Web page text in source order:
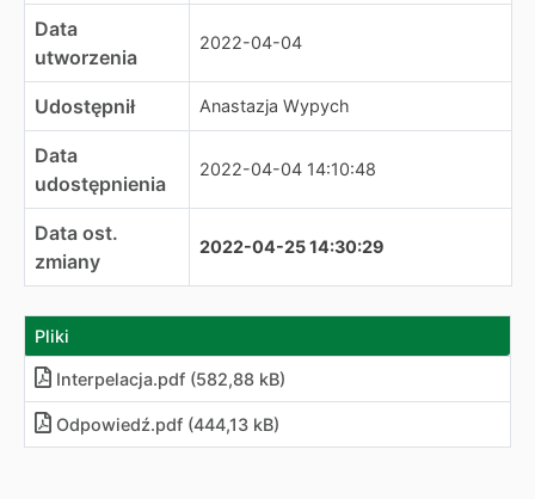
Data
utworzenia
2022-04-04
Udostępnił Anastazja Wypych
Data
udostępnienia
2022-04-04 14:10:48
Data ost.
zmiany
2022-04-25 14:30:29
Pliki
Interpelacja.pdf (582,88 kB)
Odpowiedź.pdf (444,13 kB)